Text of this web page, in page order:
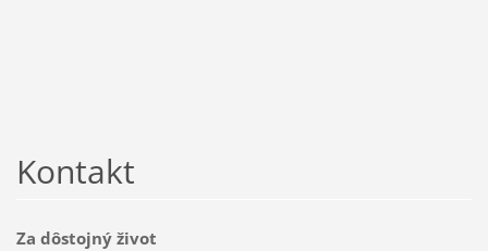
Kontakt
Za dôstojný život